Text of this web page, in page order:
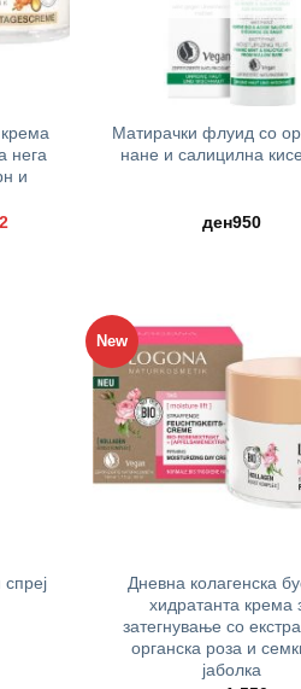
нега
и
Матирачки флуид со
нане и салицилна
ден950
New
Дневна колагенска
хидратанта крема
затегнување со
органска роза и
јаболка